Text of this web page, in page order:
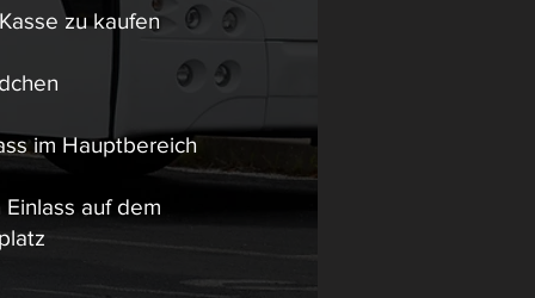
zu kaufen
im Hauptbereich
Einlass auf dem